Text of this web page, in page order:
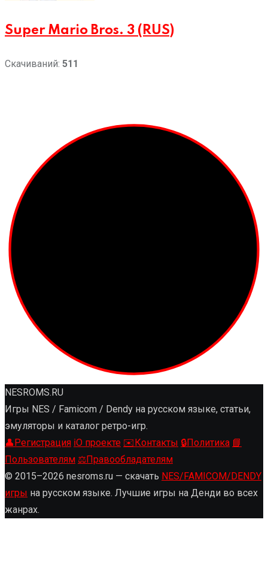
Super Mario Bros. 3 (RUS)
Скачиваний: 511
NESROMS.RU
Игры NES / Famicom / Dendy на русском языке, статьи,
эмуляторы и каталог ретро-игр.
👤 Регистрация ℹ️О проекте ✉️ Контакты 🔒Политика 📘
Пользователям ⚖️Правообладателям
© 2015–2026 nesroms.ru — скачать NES/FAMICOM/DENDY
игры на русском языке. Лучшие игры на Денди во всех
жанрах.